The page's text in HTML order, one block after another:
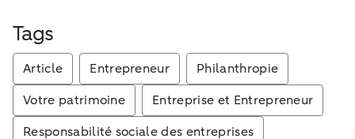
Tags
Article Entrepreneur
Philanthropie
Votre patrimoine
Entreprise et Entrepreneur
Responsabilité sociale des entreprises